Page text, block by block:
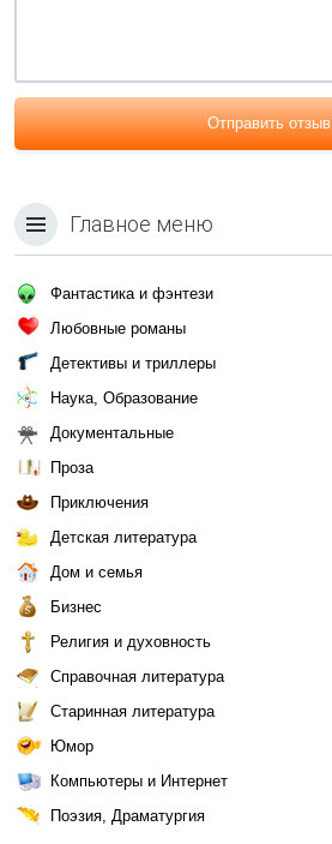
Отправить отзыв
Главное меню
Фантастика и фэнтези
Любовные романы
Детективы и триллеры
Наука, Образование
Документальные
Проза
Приключения
Детская литература
Дом и семья
Бизнес
Религия и духовность
Справочная литература
Старинная литература
Юмор
Компьютеры и Интернет
Поэзия, Драматургия